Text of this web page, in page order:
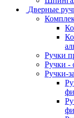
Дверные
Ручки
Ручки -
Ручки-